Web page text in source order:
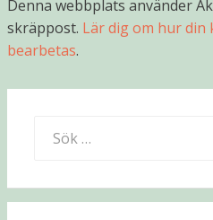
Denna webbplats använder
skräppost. Lär dig om hur din
bearbetas.
efter: